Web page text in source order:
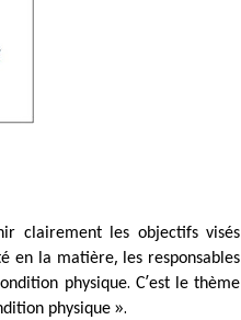
clairement les objectifs visés
en la matière, les responsables
physique. C’est le thème
physique ».